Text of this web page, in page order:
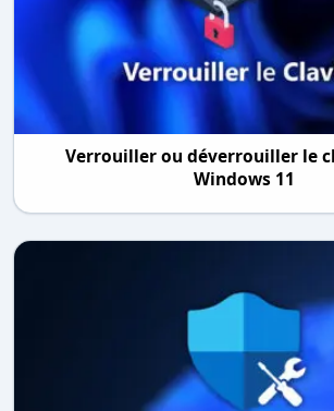
Verrouiller ou déverrouiller le
Windows 11